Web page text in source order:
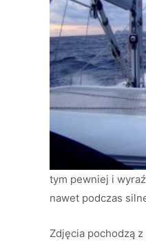
tym pewniej i
nawet podczas
Zdjęcia pochodzą